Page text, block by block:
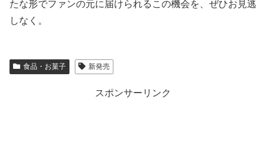
たな形でファンの元に届けられるこの機会を、ぜひお見逃
しなく。
食品・お菓子 新発売
スポンサーリンク